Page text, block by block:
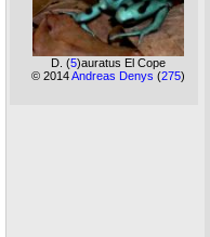
D. (5)auratus El Cope
© 2014Andreas Denys (275)